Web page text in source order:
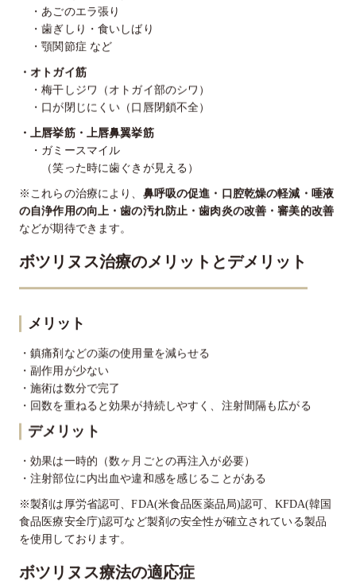
・あごのエラ張り
・歯ぎしり・食いしばり
・顎関節症 など
・オトガイ筋
・梅干しジワ（オトガイ部のシワ）
・口が閉じにくい（口唇閉鎖不全）
・上唇挙筋・上唇鼻翼挙筋
・ガミースマイル
（笑った時に歯ぐきが見える）
※これらの治療により、 鼻呼吸の促進・口腔乾燥の軽減・唾液
の自浄作用の向上・歯の汚れ防止・歯肉炎の改善・審美的改善
などが期待できます。
ボツリヌス治療のメリットとデメリット
メリット
・鎮痛剤などの薬の使用量を減らせる
・副作用が少ない
・施術は数分で完了
・回数を重ねると効果が持続しやすく、注射間隔も広がる
デメリット
・効果は一時的（数ヶ月ごとの再注入が必要）
・注射部位に内出血や違和感を感じることがある
※製剤は厚労省認可、FDA(米食品医薬品局)認可、KFDA(韓国
食品医療安全庁)認可など製剤の安全性が確立されている製品
を使用しております。
ボツリヌス療法の適応症